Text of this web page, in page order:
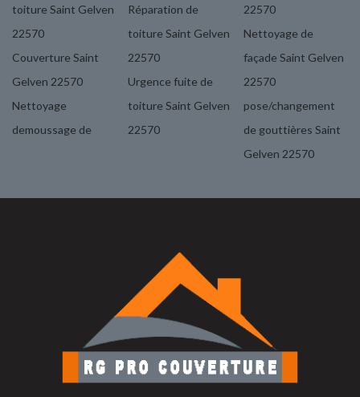
toiture Saint Gelven
22570
Couverture Saint
Gelven 22570
Nettoyage
demoussage de
Réparation de
toiture Saint Gelven
22570
Urgence fuite de
toiture Saint Gelven
22570
22570
Nettoyage de
façade Saint Gelven
22570
pose/changement
de gouttières Saint
Gelven 22570